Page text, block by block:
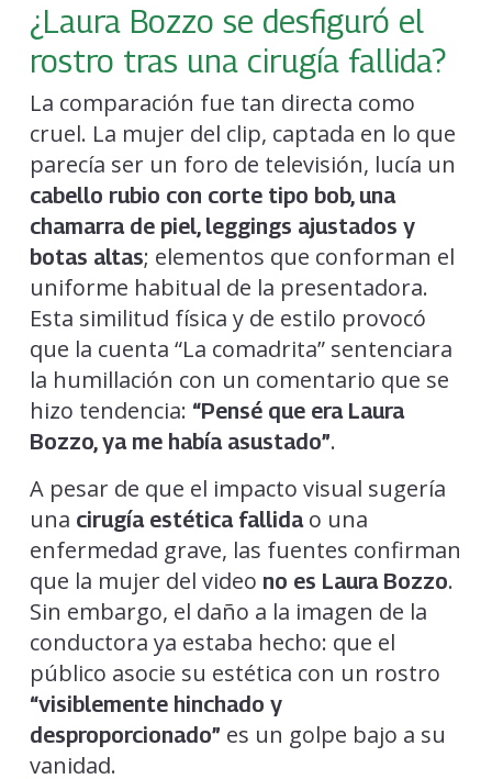
¿Laura Bozzo se desfiguró el
rostro tras una cirugía fallida?
La comparación fue tan directa como
cruel. La mujer del clip, captada en lo que
parecía ser un foro de televisión, lucía un
cabello rubio con corte tipo bob, una
chamarra de piel, leggings ajustados y
botas altas; elementos que conforman el
uniforme habitual de la presentadora.
Esta similitud física y de estilo provocó
que la cuenta “La comadrita” sentenciara
la humillación con un comentario que se
hizo tendencia: “Pensé que era Laura
Bozzo, ya me había asustado”.
A pesar de que el impacto visual sugería
una cirugía estética fallidao una
enfermedad grave, las fuentes confirman
que la mujer del video no es Laura Bozzo.
Sin embargo, el daño a la imagen de la
conductora ya estaba hecho: que el
público asocie su estética con un rostro
“visiblemente hinchado y
desproporcionado” es un golpe bajo a su
vanidad.